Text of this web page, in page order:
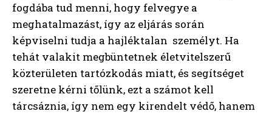
fogdába tud menni, hogy felvegye a
meghatalmazást, így az eljárás során
képviselni tudja a hajléktalan személyt. Ha
tehát valakit megbüntetnek életvitelszerű
közterületen tartózkodás miatt, és segítséget
szeretne kérni tőlünk, ezt a számot kell
tárcsáznia, így nem egy kirendelt védő, hanem